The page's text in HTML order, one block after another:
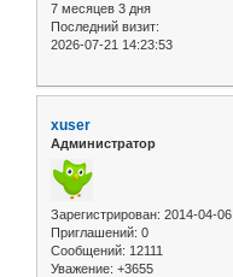
7 месяцев 3 дня
Последний визит:
2026-07-21 14:23:53
xuser
Администратор
Зарегистрирован: 2014-04-06
Приглашений: 0
Сообщений: 12111
Уважение: +3655